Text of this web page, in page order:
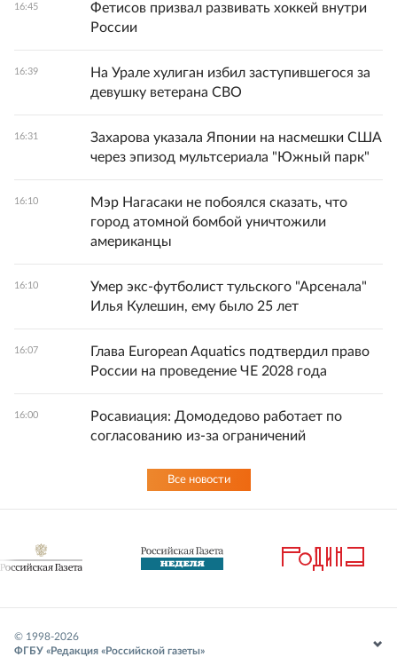
16:45
Фетисов призвал развивать хоккей внутри
России
16:39
На Урале хулиган избил заступившегося за
девушку ветерана СВО
16:31
Захарова указала Японии на насмешки США
через эпизод мультсериала "Южный парк"
16:10
Мэр Нагасаки не побоялся сказать, что
город атомной бомбой уничтожили
американцы
16:10
Умер экс-футболист тульского "Арсенала"
Илья Кулешин, ему было 25 лет
16:07
Глава European Aquatics подтвердил право
России на проведение ЧЕ 2028 года
16:00
Росавиация: Домодедово работает по
согласованию из-за ограничений
Все новости
© 1998-2026
ФГБУ «Редакция «Российской газеты»